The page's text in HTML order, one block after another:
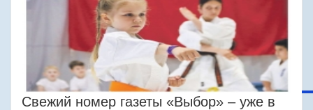
Свежий номер газеты «Выбор» – уже в